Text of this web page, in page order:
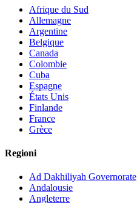
Afrique du Sud
Allemagne
Argentine
Belgique
Canada
Colombie
Cuba
Espagne
États Unis
Finlande
France
Grèce
Regioni
Ad Dakhiliyah ‍Governorate
Andalousie
Angleterre